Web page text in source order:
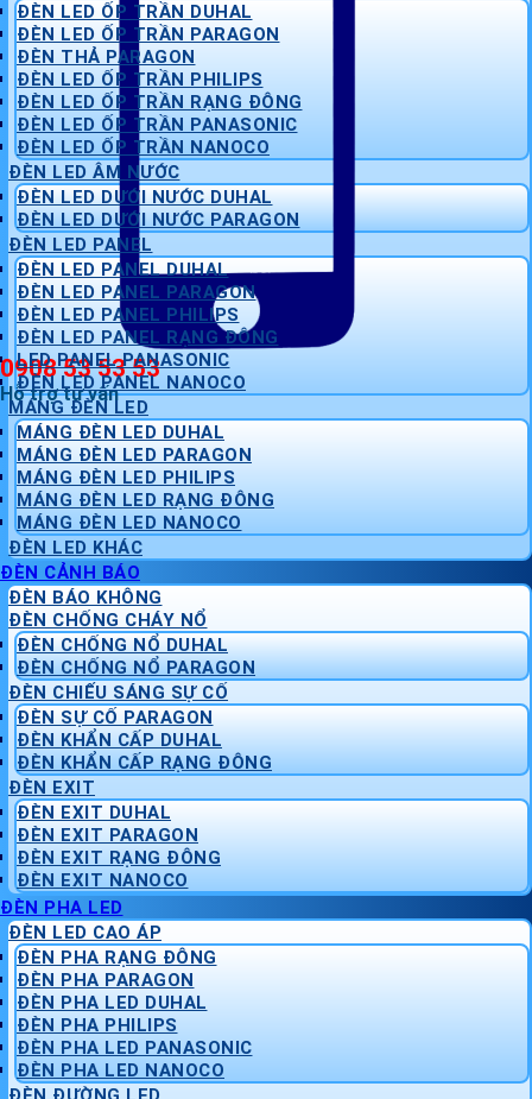
0908 53 53 53
Hỗ trợ tư vấn
ĐÈN LED ỐP TRẦN DUHAL
ĐÈN LED ỐP TRẦN PARAGON
ĐÈN THẢ PARAGON
ĐÈN LED ỐP TRẦN PHILIPS
ĐÈN LED ỐP TRẦN RẠNG ĐÔNG
ĐÈN LED ỐP TRẦN PANASONIC
ĐÈN LED ỐP TRẦN NANOCO
ĐÈN LED ÂM NƯỚC
ĐÈN LED DƯỚI NƯỚC DUHAL
ĐÈN LED DƯỚI NƯỚC PARAGON
ĐÈN LED PANEL
ĐÈN LED PANEL DUHAL
ĐÈN LED PANEL PARAGON
ĐÈN LED PANEL PHILIPS
ĐÈN LED PANEL RẠNG ĐÔNG
LED PANEL PANASONIC
ĐÈN LED PANEL NANOCO
MÁNG ĐÈN LED
MÁNG ĐÈN LED DUHAL
MÁNG ĐÈN LED PARAGON
MÁNG ĐÈN LED PHILIPS
MÁNG ĐÈN LED RẠNG ĐÔNG
MÁNG ĐÈN LED NANOCO
ĐÈN LED KHÁC
ĐÈN CẢNH BÁO
ĐÈN BÁO KHÔNG
ĐÈN CHỐNG CHÁY NỔ
ĐÈN CHỐNG NỔ DUHAL
ĐÈN CHỐNG NỔ PARAGON
ĐÈN CHIẾU SÁNG SỰ CỐ
ĐÈN SỰ CỐ PARAGON
ĐÈN KHẨN CẤP DUHAL
ĐÈN KHẨN CẤP RẠNG ĐÔNG
ĐÈN EXIT
ĐÈN EXIT DUHAL
ĐÈN EXIT PARAGON
ĐÈN EXIT RẠNG ĐÔNG
ĐÈN EXIT NANOCO
ĐÈN PHA LED
ĐÈN LED CAO ÁP
ĐÈN PHA RẠNG ĐÔNG
ĐÈN PHA PARAGON
ĐÈN PHA LED DUHAL
ĐÈN PHA PHILIPS
ĐÈN PHA LED PANASONIC
ĐÈN PHA LED NANOCO